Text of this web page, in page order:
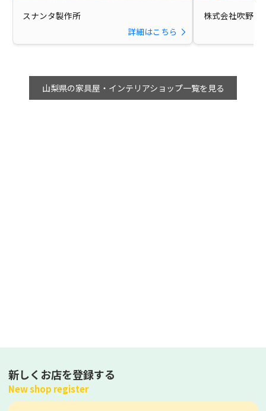
スナンタ製作所
詳細はこちら
株式会社吹野家
山梨県の家具屋・インテリアショップ一覧を見る
新しくお店を登録する
New shop register